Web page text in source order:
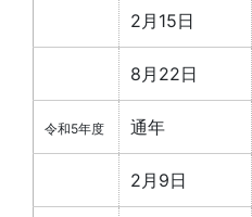
2月15日
8月22日
令和5年度 通年
2月9日